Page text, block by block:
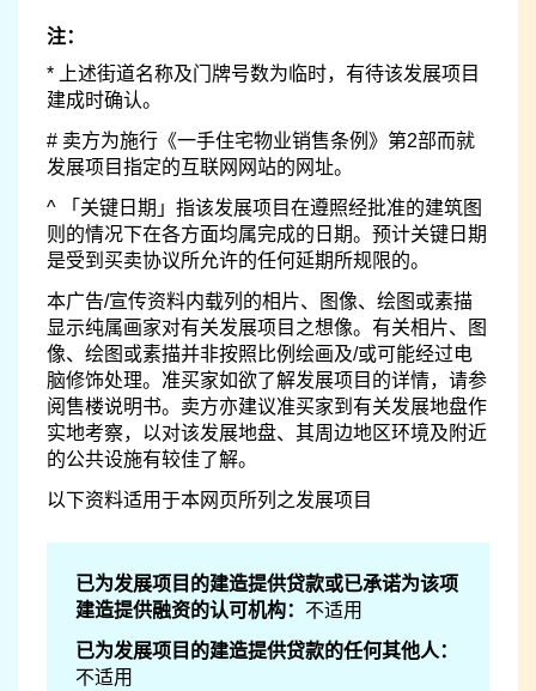
注：
* 上述街道名称及门牌号数为临时，有待该发展项目
建成时确认。
# 卖方为施行《一手住宅物业销售条例》第2部而就
发展项目指定的互联网网站的网址。
^ 「关键日期」指该发展项目在遵照经批准的建筑图
则的情况下在各方面均属完成的日期。预计关键日期
是受到买卖协议所允许的任何延期所规限的。
本广告/宣传资料内载列的相片、图像、绘图或素描
显示纯属画家对有关发展项目之想像。有关相片、图
像、绘图或素描并非按照比例绘画及/或可能经过电
脑修饰处理。准买家如欲了解发展项目的详情，请参
阅售楼说明书。卖方亦建议准买家到有关发展地盘作
实地考察，以对该发展地盘、其周边地区环境及附近
的公共设施有较佳了解。
以下资料适用于本网页所列之发展项目
已为发展项目的建造提供贷款或已承诺为该项
建造提供融资的认可机构： 不适用
已为发展项目的建造提供贷款的任何其他人：
不适用